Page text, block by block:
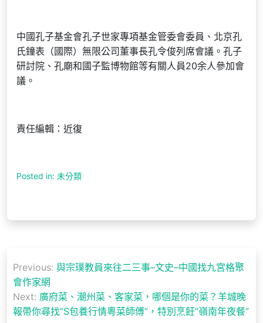
中國孔子基金會孔子世家專項基金管委會委員、北京孔
氏鐘表（國際）無限公司董事長孔令俊列席會議。孔子
研討院、孔廟和國子監博物館等有關人員20余人參加會
議。
責任編輯：近復
Posted in: 未分類
章
導
覽
Previous: 與宗璞教員來往二三事–文史–中國找九宮格聚
會作家網
Next: 廣府菜、潮州菜、客家菜，哪個是你的菜？羊城晚
報帶你尋找“S包養行情粵菜師傅”，特別烹飪“嶺南年夜餐”